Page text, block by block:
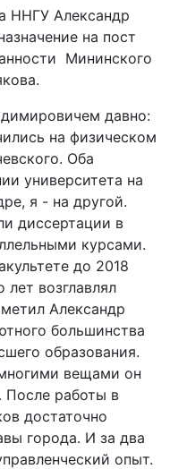
ННГУ Александр
на пост
Мининского
давно:
на физическом
Оба
университета на
я - на другой.
диссертации в
курсами.
до 2018
лет возглавлял
Александр
большинства
образования.
вещами он
После работы в
достаточно
города. И за два
опыт.